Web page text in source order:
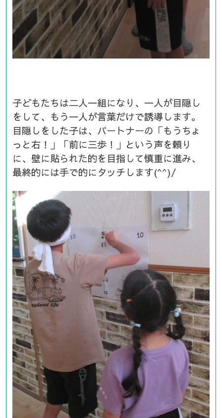
子どもたちは二人一組になり、一人が目隠し
をして、もう一人が言葉だけで誘導します。
目隠しをした子は、パートナーの「もうちょ
っと右！」「前に三歩！」という声を頼り
に、壁に貼られた的を目指して慎重に進み、
最終的には手で的にタッチします(^^)/